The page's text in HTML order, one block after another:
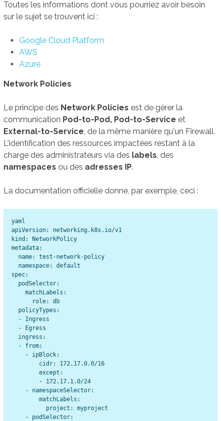
Toutes les informations dont vous pourriez avoir besoin
sur le sujet se trouvent ici :
Google Cloud Platform
AWS
Azure
Network Policies
Le principe des Network Policies est de gérer la
communication Pod-to-Pod, Pod-to-Service et
External-to-Service , de la même manière qu'un Firewall.
L'identification des ressources impactées restant à la
charge des administrateurs via des labels , des
namespaces ou des adresses IP.
La documentation officielle donne, par exemple, ceci :
yaml
apiVersion: networking.k8s.io/v1
kind: NetworkPolicy
metadata:
  name: test-network-policy
  namespace: default
spec:
  podSelector:
    matchLabels:
      role: db
  policyTypes:
  - Ingress
  - Egress
  ingress:
  - from:
    - ipBlock:
        cidr: 172.17.0.0/16
        except:
        - 172.17.1.0/24
    - namespaceSelector:
        matchLabels:
          project: myproject
    - podSelector: